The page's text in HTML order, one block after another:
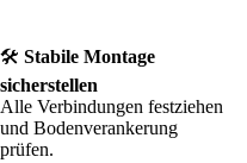
🛠️ Stabile Montage
sicherstellen
Alle Verbindungen festziehen
und Bodenverankerung
prüfen.